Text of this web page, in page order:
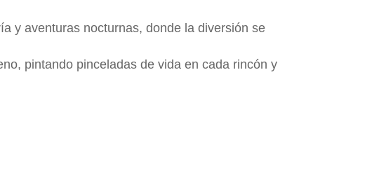
y aventuras nocturnas, donde la diversión se
pintando pinceladas de vida en cada rincón y